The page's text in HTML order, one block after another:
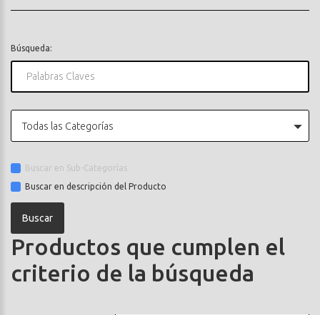
Búsqueda:
Todas las Categorías
Buscar en Sub-Categorías
Buscar en descripción del Producto
Productos que cumplen el
criterio de la búsqueda